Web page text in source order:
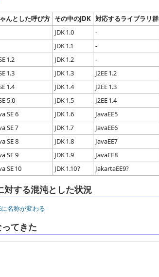
んとした呼び方 その中のJDK 対応するライブラリ群
JDK 1.0
-
JDK 1.1
-
1.2 JDK 1.2
-
1.3 JDK 1.3
J2EE 1.2
1.4 JDK 1.4
J2EE 1.3
5.0 JDK 1.5
J2EE 1.4
SE 6 JDK 1.6
JavaEE5
SE 7 JDK 1.7 JavaEE6
SE 8 JDK 1.8
JavaEE7
SE 9 JDK 1.9
JavaEE8
SE 10 JDK 1.10? JakartaEE9?
する混沌とした状況
に名称が変わる
てきた